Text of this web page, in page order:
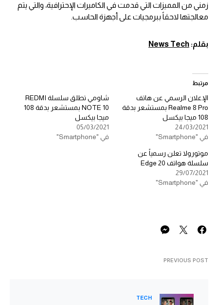
زمني من المميزات التي قدمت في الكاميرات الإحترافية، والتي يتم
معالجتها لاحقاً ببرمجيات على أجهزة الحاسب.
بقلم: News Tech
مرتبط
الإعلان الرسمي عن هاتف
Realme 8 Pro بمستشعر بدقة
108 ميجا بيكسل
24/03/2021
في "Smartphone"
شاومي تطلق سلسلة REDMI
NOTE 10 بمستشعر بدقة 108
ميجا بيكسل
05/03/2021
في "Smartphone"
موتورولا تعلن رسمياً عن
سلسلة هواتف Edge 20
29/07/2021
في "Smartphone"
PREVIOUS POST
TECH